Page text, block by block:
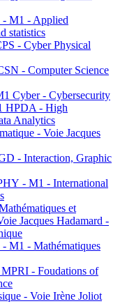
M1 - Applied
statistics
- Cyber Physical
- Computer Science
Cyber - Cybersecurity
HPDA - High
Analytics
- Voie Jacques
- Interaction, Graphic
- M1 - International
et
Jacques Hadamard -
M1 - Mathématiques
- Foudations of
- Voie Irène Joliot